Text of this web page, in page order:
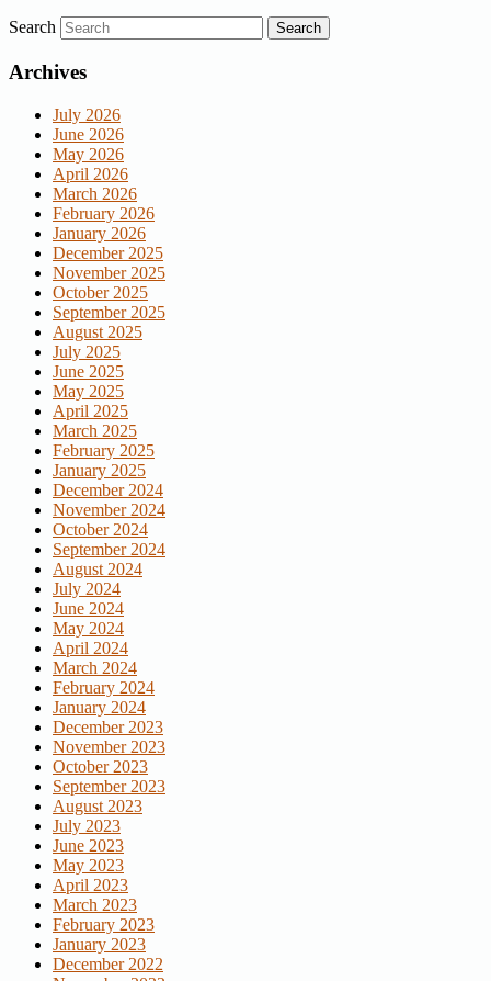
Search
Archives
July 2026
June 2026
May 2026
April 2026
March 2026
February 2026
January 2026
December 2025
November 2025
October 2025
September 2025
August 2025
July 2025
June 2025
May 2025
April 2025
March 2025
February 2025
January 2025
December 2024
November 2024
October 2024
September 2024
August 2024
July 2024
June 2024
May 2024
April 2024
March 2024
February 2024
January 2024
December 2023
November 2023
October 2023
September 2023
August 2023
July 2023
June 2023
May 2023
April 2023
March 2023
February 2023
January 2023
December 2022